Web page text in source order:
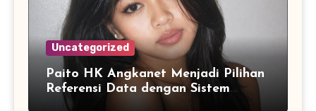
Uncategorized
Paito HK Angkanet Menjadi Pilihan
Referensi Data dengan Sistem
Tampilan yang Lebih Modern